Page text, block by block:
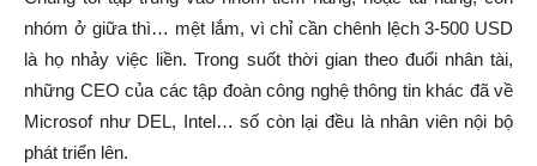
nhóm ở giữa thì… mệt lắm, vì chỉ cần chênh lệch 3-500 USD
là họ nhảy việc liền. Trong suốt thời gian theo đuổi nhân tài,
những CEO của các tập đoàn công nghệ thông tin khác đã về
Microsof như DEL, Intel… số còn lại đều là nhân viên nội bộ
phát triển lên.